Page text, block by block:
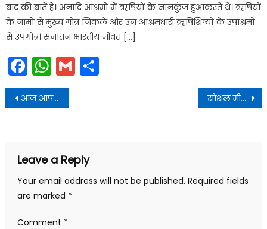
बाद की बातें हैं। अनादि आश्रमों में ऋषियों के ज्ञानकुंज हुआकरते थे। ऋषियों
के नामों से मुख्य गोत्र निकले और उन आश्रमधारी ऋषिशिष्यों के उपाश्रमों
से उपगोत्र। सनातन भारतीय जीवंत […]
Facebook
WhatsApp
Gmail
Post
navigation
आज आप लगवा सकते हो वैक्सीन, खुलेंगे टीकाकरण केंद्र सोशल मीडिया पर हरिद्वार के यह दो वीडियो वायरल , मुकदमा दर्ज-वायरल वीडियो देखें
Leave a Reply
Your email address will not be published. Required fields
are marked *
Comment *